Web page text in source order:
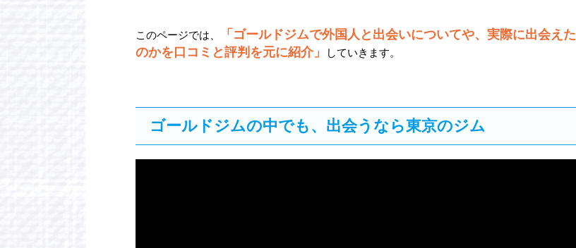
このページでは、
「ゴールドジムで外国人と出会いについてや、実際に出会えた
のかを口コミと評判を元に紹介」
していきます。
ゴールドジムの中でも、出会うなら東京のジム